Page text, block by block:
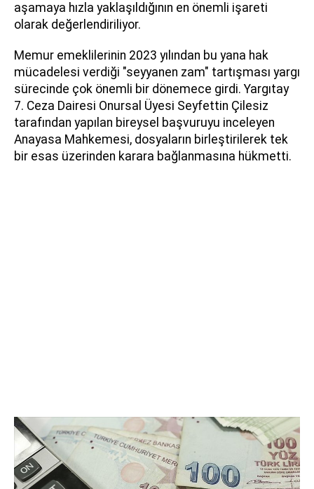
aşamaya hızla yaklaşıldığının en önemli işareti
olarak değerlendiriliyor.
Memur emeklilerinin 2023 yılından bu yana hak
mücadelesi verdiği "seyyanen zam" tartışması yargı
sürecinde çok önemli bir dönemece girdi. Yargıtay
7. Ceza Dairesi Onursal Üyesi Seyfettin Çilesiz
tarafından yapılan bireysel başvuruyu inceleyen
Anayasa Mahkemesi, dosyaların birleştirilerek tek
bir esas üzerinden karara bağlanmasına hükmetti.